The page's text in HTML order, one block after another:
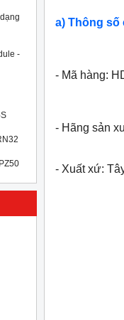
-
a) Thông số
- Mã hàng:
- Hãng sản
- Xuất xứ: